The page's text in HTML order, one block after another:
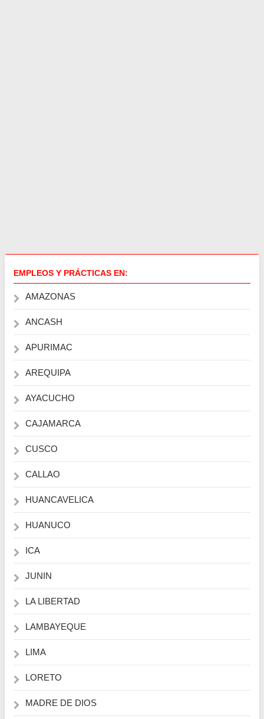
EMPLEOS Y PRÁCTICAS EN:
AMAZONAS
ANCASH
APURIMAC
AREQUIPA
AYACUCHO
CAJAMARCA
CUSCO
CALLAO
HUANCAVELICA
HUANUCO
ICA
JUNIN
LA LIBERTAD
LAMBAYEQUE
LIMA
LORETO
MADRE DE DIOS